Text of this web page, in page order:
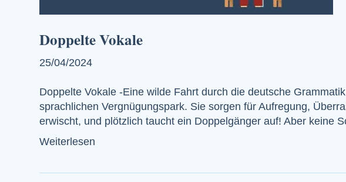
Doppelte Vokale
25/04/2024
Doppelte Vokale -Eine wilde Fahrt durch die deutsche
sprachlichen Vergnügungspark. Sie sorgen für Aufregung,
erwischt, und plötzlich taucht ein Doppelgänger auf! Aber keine
Weiterlesen